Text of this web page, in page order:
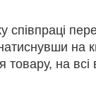
співпраці
на
товару, на всі